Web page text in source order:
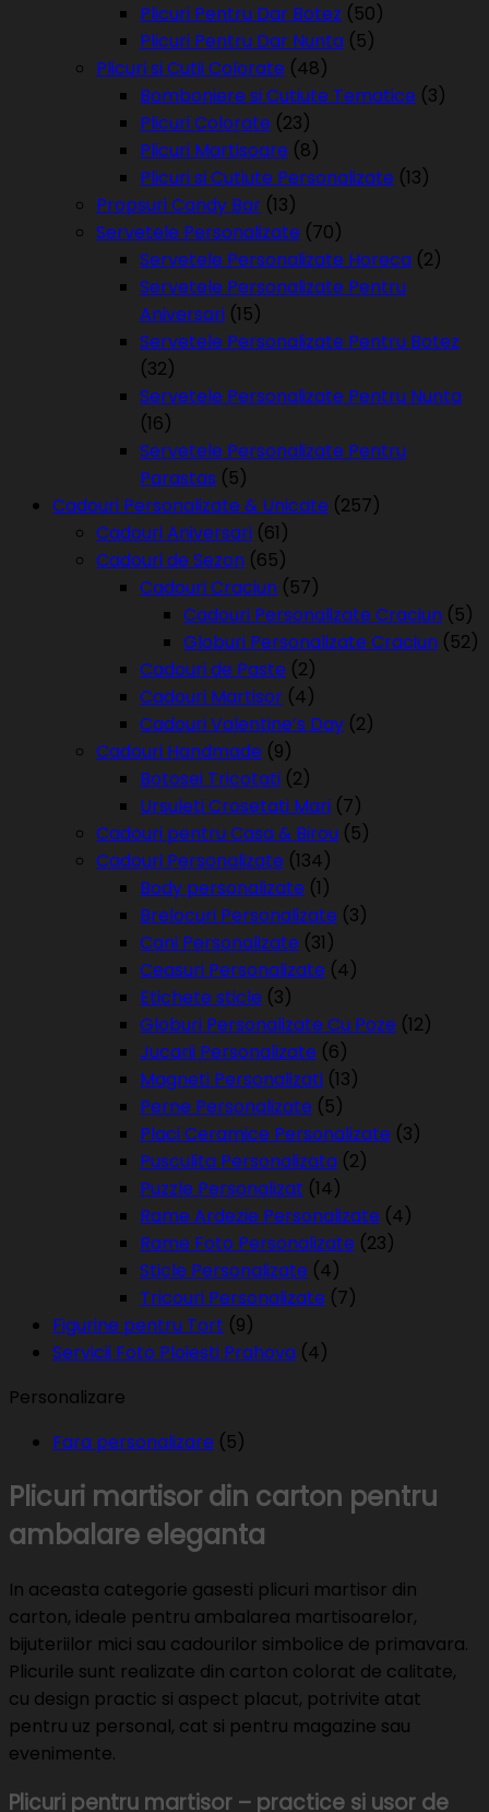
Plicuri Pentru Dar Botez (50)
Plicuri Pentru Dar Nunta (5)
Plicuri si Cutii Colorate (48)
Bomboniere si Cutiute Tematice (3)
Plicuri Colorate (23)
Plicuri Martisoare (8)
Plicuri si Cutiute Personalizate (13)
Propsuri Candy Bar (13)
Servetele Personalizate (70)
Servetele Personalizate Horeca (2)
Servetele Personalizate Pentru
Aniversari (15)
Servetele Personalizate Pentru Botez
(32)
Servetele Personalizate Pentru Nunta
(16)
Servetele Personalizate Pentru
Parastas (5)
Cadouri Personalizate & Unicate (257)
Cadouri Aniversari (61)
Cadouri de Sezon (65)
Cadouri Craciun (57)
Cadouri Personalizate Craciun (5)
Globuri Personalizate Craciun (52)
Cadouri de Paste (2)
Cadouri Martisor (4)
Cadouri Valentine’s Day (2)
Cadouri Handmade (9)
Botosei Tricotati (2)
Ursuleti Crosetati Mari (7)
Cadouri pentru Casa & Birou (5)
Cadouri Personalizate (134)
Body personalizate (1)
Brelocuri Personalizate (3)
Cani Personalizate (31)
Ceasuri Personalizate (4)
Etichete sticle (3)
Globuri Personalizate Cu Poze (12)
Jucarii Personalizate (6)
Magneti Personalizati (13)
Perne Personalizate (5)
Placi Ceramice Personalizate (3)
Pusculita Personalizata (2)
Puzzle Personalizat (14)
Rame Ardezie Personalizate (4)
Rame Foto Personalizate (23)
Sticle Personalizate (4)
Tricouri Personalizate (7)
Figurine pentru Tort (9)
Servicii Foto Ploiesti Prahova (4)
Personalizare
Fara personalizare (5)
Plicuri martisor din carton pentru
ambalare eleganta
In aceasta categorie gasesti plicuri martisor din
carton, ideale pentru ambalarea martisoarelor,
bijuteriilor mici sau cadourilor simbolice de primavara.
Plicurile sunt realizate din carton colorat de calitate,
cu design practic si aspect placut, potrivite atat
pentru uz personal, cat si pentru magazine sau
evenimente.
Plicuri pentru martisor – practice si usor de